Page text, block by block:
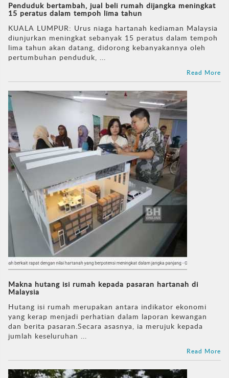
Penduduk bertambah, jual beli rumah dijangka meningkat
15 peratus dalam tempoh lima tahun
KUALA LUMPUR: Urus niaga hartanah kediaman Malaysia
diunjurkan meningkat sebanyak 15 peratus dalam tempoh
lima tahun akan datang, didorong kebanyakannya oleh
pertumbuhan penduduk, ...
Read More
Makna hutang isi rumah kepada pasaran hartanah di
Malaysia
Hutang isi rumah merupakan antara indikator ekonomi
yang kerap menjadi perhatian dalam laporan kewangan
dan berita pasaran.Secara asasnya, ia merujuk kepada
jumlah keseluruhan ...
Read More